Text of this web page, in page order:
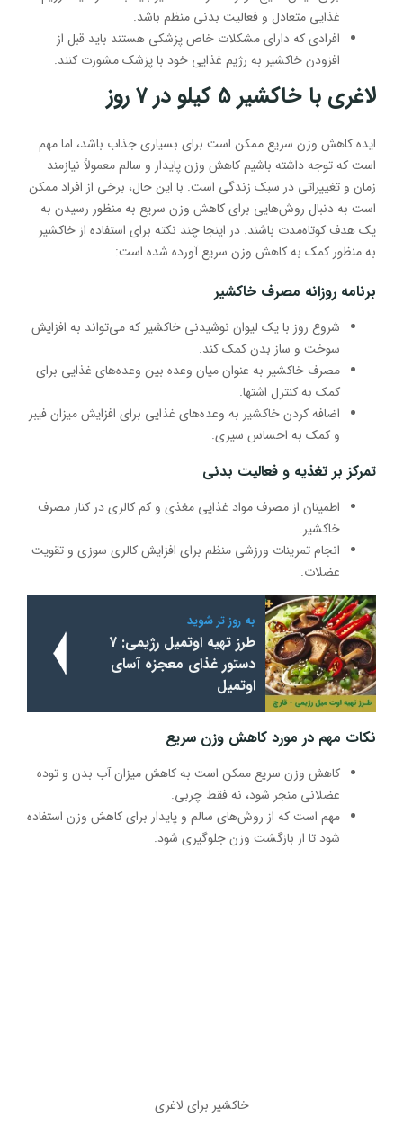
غذایی متعادل و فعالیت بدنی منظم باشد.
افرادی که دارای مشکلات خاص پزشکی هستند باید قبل از
افزودن خاکشیر به رژیم غذایی خود با پزشک مشورت کنند.
لاغری با خاکشیر 5 کیلو در 7 روز
ایده کاهش وزن سریع ممکن است برای بسیاری جذاب باشد، اما مهم
است که توجه داشته باشیم کاهش وزن پایدار و سالم معمولاً نیازمند
زمان و تغییراتی در سبک زندگی است. با این حال، برخی از افراد ممکن
است به دنبال روش‌هایی برای کاهش وزن سریع به منظور رسیدن به
یک هدف کوتاه‌مدت باشند. در اینجا چند نکته برای استفاده از خاکشیر
به منظور کمک به کاهش وزن سریع آورده شده است:
برنامه روزانه مصرف خاکشیر
شروع روز با یک لیوان نوشیدنی خاکشیر که می‌تواند به افزایش
سوخت و ساز بدن کمک کند.
مصرف خاکشیر به عنوان میان وعده بین وعده‌های غذایی برای
کمک به کنترل اشتها.
اضافه کردن خاکشیر به وعده‌های غذایی برای افزایش میزان فیبر
و کمک به احساس سیری.
تمرکز بر تغذیه و فعالیت بدنی
اطمینان از مصرف مواد غذایی مغذی و کم کالری در کنار مصرف
خاکشیر.
انجام تمرینات ورزشی منظم برای افزایش کالری سوزی و تقویت
عضلات.
به روز تر شوید
طرز تهیه اوتمیل رژیمی: ۷
دستور غذای معجزه آسای
اوتمیل
نکات مهم در مورد کاهش وزن سریع
کاهش وزن سریع ممکن است به کاهش میزان آب بدن و توده
عضلانی منجر شود، نه فقط چربی.
مهم است که از روش‌های سالم و پایدار برای کاهش وزن استفاده
شود تا از بازگشت وزن جلوگیری شود.
خاکشیر برای لاغری